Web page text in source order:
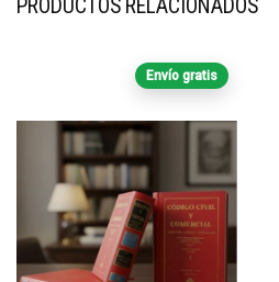
PRODUCTOS RELACIONADOS
Envío gratis